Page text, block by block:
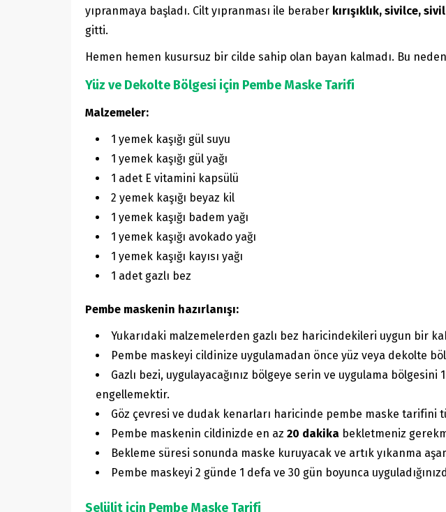
yıpranmaya başladı. Cilt yıpranması ile beraber kırışıklık, sivilce,
gitti.
Hemen hemen kusursuz bir cilde sahip olan bayan kalmadı. Bu
Yüz ve Dekolte Bölgesi için Pembe Maske Tarifi
Malzemeler:
1 yemek kaşığı gül suyu
1 yemek kaşığı gül yağı
1 adet E vitamini kapsülü
2 yemek kaşığı beyaz kil
1 yemek kaşığı badem yağı
1 yemek kaşığı avokado yağı
1 yemek kaşığı kayısı yağı
1 adet gazlı bez
Pembe maskenin hazırlanışı:
Yukarıdaki malzemelerden gazlı bez haricindekileri uygun bir
Pembe maskeyi cildinize uygulamadan önce yüz veya dekolte
Gazlı bezi, uygulayacağınız bölgeye serin ve uygulama
engellemektir.
Göz çevresi ve dudak kenarları haricinde pembe maske tarifini
Pembe maskenin cildinizde en az 20 dakika bekletmeniz
Bekleme süresi sonunda maske kuruyacak ve artık yıkanma
Pembe maskeyi 2 günde 1 defa ve 30 gün boyunca
Selülit için Pembe Maske Tarifi